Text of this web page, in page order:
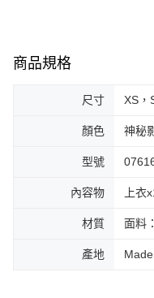
商品規格
尺寸 XS，
顏色 神秘
型號
內容物 上衣
材質 面料
產地